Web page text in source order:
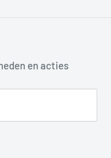
en acties